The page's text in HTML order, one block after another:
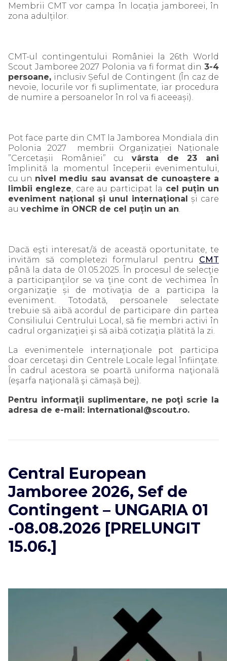
Membrii CMT vor campa în locația jamboreei, în
zona adulților.
CMT-ul contingentului României la 26th World
Scout Jamboree 2027 Polonia va fi format din 3-4
persoane, inclusiv Șeful de Contingent (În caz de
nevoie, locurile vor fi suplimentate, iar procedura
de numire a persoanelor în rol va fi aceeași).
Pot face parte din CMT la Jamborea Mondiala din
Polonia 2027 membrii Organizației Naționale
”Cercetașii României” cu vârsta de 23 ani
împlinită la momentul începerii evenimentului,
cu un nivel mediu sau avansat de cunoaștere a
limbii engleze , care au participat la cel puțin un
eveniment național și unul internațional și care
au vechime în ONCR de cel puțin un an
Dacă eşti interesat/ă de această oportunitate, te
invităm să completezi formularul pentru CMT
până la data de 01.05.2025. În procesul de selecţie
a participanţilor se va ţine cont de vechimea în
organizaţie și de motivaţia de a participa la
eveniment. Totodată, persoanele selectate
trebuie să aibă acordul de participare din partea
Consiliului Centrului Local, să fie membri activi în
cadrul organizaţiei şi să aibă cotizaţia plătită la zi.
La evenimentele internaţionale pot participa
doar cercetaşi din Centrele Locale legal înfiinţate.
În cadrul acestora se poartă uniforma naţională
(eşarfa naţională şi cămașă bej).
Pentru informaţii suplimentare, ne poţi scrie la
adresa de e-mail: international@scout.ro.
Central European
Jamboree 2026, Sef de
Contingent – UNGARIA 01
-08.08.2026 [PRELUNGIT
15.06.]